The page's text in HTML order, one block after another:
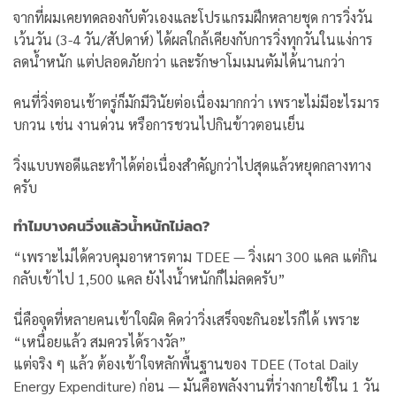
จากที่ผมเคยทดลองกับตัวเองและโปรแกรมฝึกหลายชุด การวิ่งวัน
เว้นวัน (3-4 วัน/สัปดาห์) ได้ผลใกล้เคียงกับการวิ่งทุกวันในแง่การ
ลดน้ำหนัก แต่ปลอดภัยกว่า และรักษาโมเมนตัมได้นานกว่า
คนที่วิ่งตอนเช้าตรู่ก็มักมีวินัยต่อเนื่องมากกว่า เพราะไม่มีอะไรมาร
บกวน เช่น งานด่วน หรือการชวนไปกินข้าวตอนเย็น
วิ่งแบบพอดีและทำได้ต่อเนื่องสำคัญกว่าไปสุดแล้วหยุดกลางทาง
ครับ
ทำไมบางคนวิ่งแล้วน้ำหนักไม่ลด?
“เพราะไม่ได้ควบคุมอาหารตาม TDEE — วิ่งเผา 300 แคล แต่กิน
กลับเข้าไป 1,500 แคล ยังไงน้ำหนักก็ไม่ลดครับ”
นี่คือจุดที่หลายคนเข้าใจผิด คิดว่าวิ่งเสร็จจะกินอะไรก็ได้ เพราะ
“เหนื่อยแล้ว สมควรได้รางวัล”
แต่จริง ๆ แล้ว ต้องเข้าใจหลักพื้นฐานของ TDEE (Total Daily
Energy Expenditure) ก่อน — มันคือพลังงานที่ร่างกายใช้ใน 1 วัน